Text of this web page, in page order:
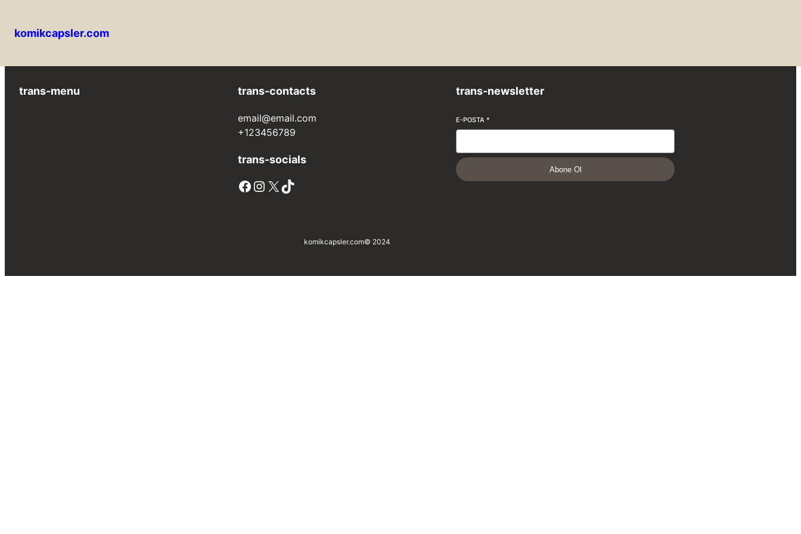
komikcapsler.com
trans-menu trans-contacts
email@email.com
+123456789
trans-socials
Facebook Instagram X TikTok
trans-newsletter
E-POSTA *
Abone Ol
komikcapsler.com© 2024